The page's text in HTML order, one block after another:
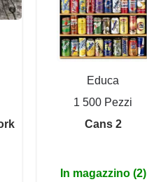
Educa
1 500 Pezzi
Cans 2
In magazzino (2)